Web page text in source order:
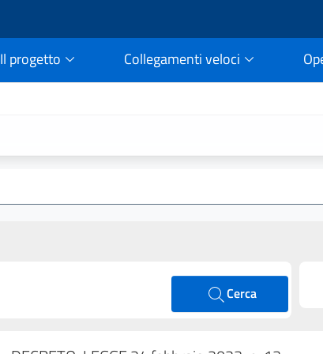
Il progetto Collegamenti veloci
Cerca